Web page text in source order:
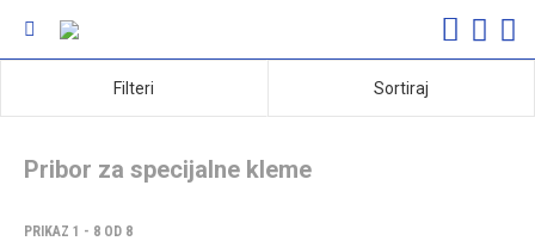
Filteri Sortiraj
Pribor za specijalne kleme
PRIKAZ 1 - 8 OD 8